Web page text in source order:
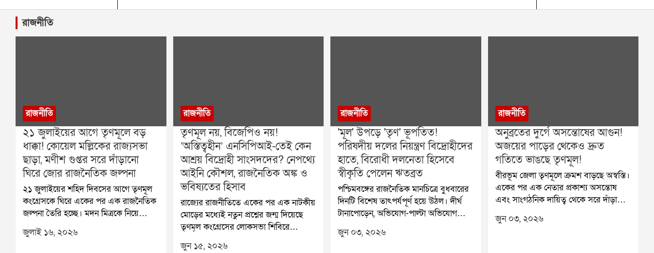
রাজনীতি
রাজনীতি
২১ জুলাইয়ের আগে তৃণমূলে বড়
ধাক্কা! কোয়েল মল্লিকের রাজ্যসভা
ছাড়া, মণীশ গুপ্তর সরে দাঁড়ানো
ঘিরে জোর রাজনৈতিক জল্পনা
২১ জুলাইয়ের শহিদ দিবসের আগে তৃণমূল
কংগ্রেসকে ঘিরে একের পর এক রাজনৈতিক
জল্পনা তৈরি হচ্ছে। মদন মিত্রকে নিয়ে
বিতর্কের আবহ এখনও পুরোপুরি কাটেনি,
তার মধ্যেই রাজ্যসভার সদস্য পদ থেকে
জুলাই ১৬, ২০২৬
রাজনীতি
তৃণমূল নয়, বিজেপিও নয়!
‘অস্তিত্বহীন’ এনসিপিআই-তেই কেন
আশ্রয় বিদ্রোহী সাংসদদের? নেপথ্যে
আইনি কৌশল, রাজনৈতিক অঙ্ক ও
ভবিষ্যতের হিসাব
রাজ্যের রাজনীতিতে একের পর এক নাটকীয়
মোড়ের মধ্যেই নতুন প্রশ্নের জন্ম দিয়েছে
তৃণমূল কংগ্রেসের লোকসভা শিবিরে
জুন ১৫, ২০২৬
রাজনীতি
'মূল' উপড়ে 'তৃণ' ভূপতিত!
পরিষদীয় দলের নিয়ন্ত্রণ বিদ্রোহীদের
হাতে, বিরোধী দলনেতা হিসেবে
স্বীকৃতি পেলেন ঋতব্রত
পশ্চিমবঙ্গের রাজনৈতিক মানচিত্রে বুধবারের
দিনটি বিশেষ তাৎপর্যপূর্ণ হয়ে উঠল। দীর্ঘ
টানাপোড়েন, অভিযোগ-পাল্টা অভিযোগ
তৈরি হওয়া বিতর্কের পর অবশেষে তৃণমূল
জুন ০৩, ২০২৬
রাজনীতি
অনুব্রতের দুর্গে অসন্তোষের আগুন!
অজয়ের পাড়ের থেকেও দ্রুত
গতিতে ভাঙছে তৃণমূল!
বীরভূম জেলা তৃণমূলে ক্রমশ বাড়ছে অস্বস্তি।
একের পর এক নেতার প্রকাশ্য অসন্তোষ
এবং সাংগঠনিক দায়িত্ব থেকে সরে দাঁড়ানোর
দিয়েছে। লাভপুরের প্রাক্তন বিধায়ক
জুন ০৩, ২০২৬